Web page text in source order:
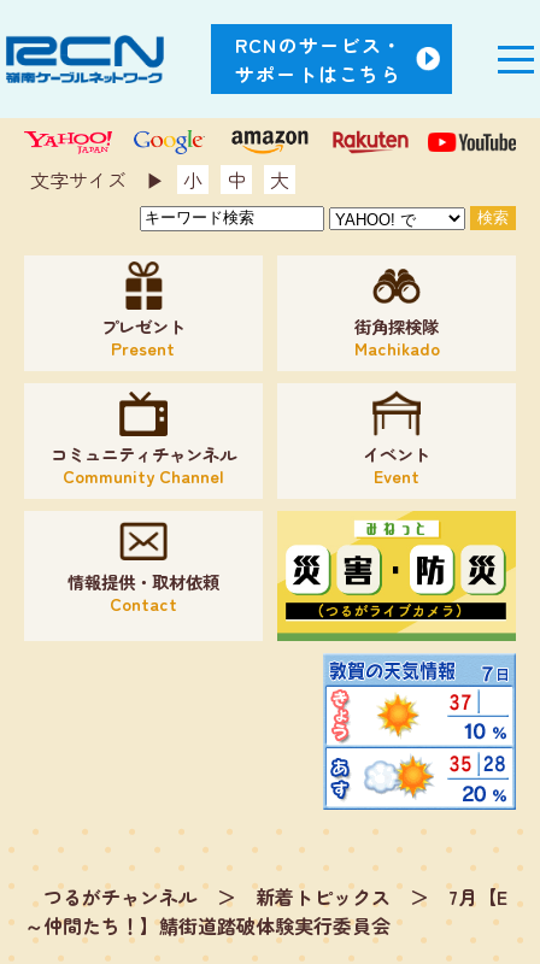
RCNのサービス・
サポートはこちら
文字サイズ ▶︎ 小 中 大
プレゼント
Present
街角探検隊
Machikado
コミュニティチャンネル
Community Channel
イベント
Event
情報提供・取材依頼
Contact
つるがチャンネル ＞ 新着トピックス ＞
7月【E
～仲間たち！】鯖街道踏破体験実行委員会